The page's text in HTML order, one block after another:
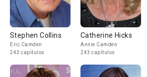
Stephen Collins
Eric Camden
243 capítulos
Catherine Hicks
Annie Camden
243 capítulos